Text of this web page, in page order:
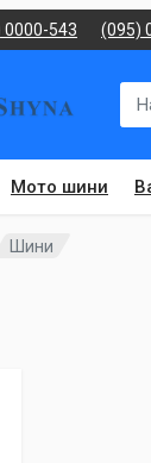
0000-543 (095)
Мото шини
Шини